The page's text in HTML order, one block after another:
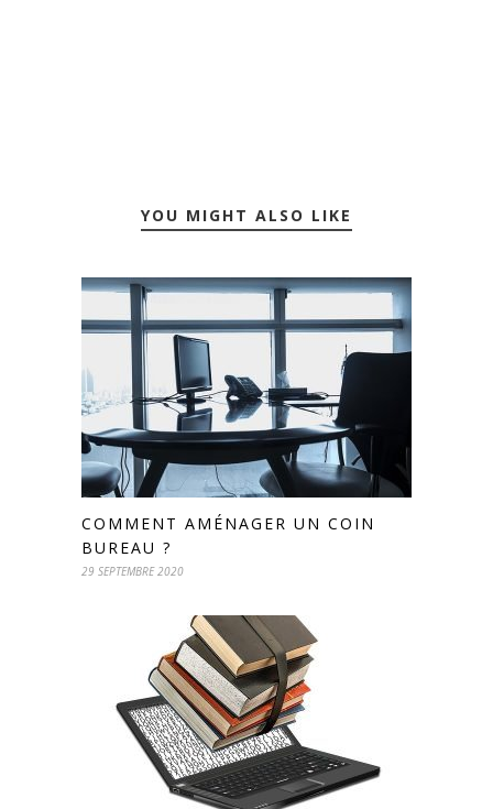
YOU MIGHT ALSO LIKE
COMMENT AMÉNAGER UN COIN
BUREAU ?
29 SEPTEMBRE 2020